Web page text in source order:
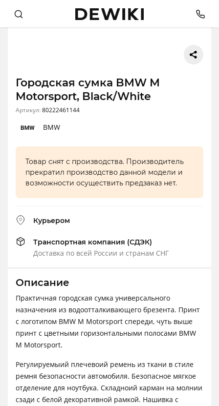
Городская сумка BMW M
Motorsport, Black/White
Артикул:80222461144
BMW
Товар снят с производства. Производитель
прекратил производство данной модели и
возможности осуществить предзаказ нет.
Курьером
Транспортная компания (СДЭК)
Доставка по всей России и странам СНГ
Описание
Практичная городская сумка универсального
назначения из водоотталкивающего брезента. Принт
с логотипом BMW M Motorsport спереди, чуть выше
принт с цветными горизонтальными полосами BMW
M Motorsport.
Регулируемыий плечевоий ремень из ткани в стиле
ремня безопасности автомобиля. Безопасное мягкое
отделение для ноутбука. Складноий карман на молнии
сзади с белой декоративной рамкой. Нашивка с